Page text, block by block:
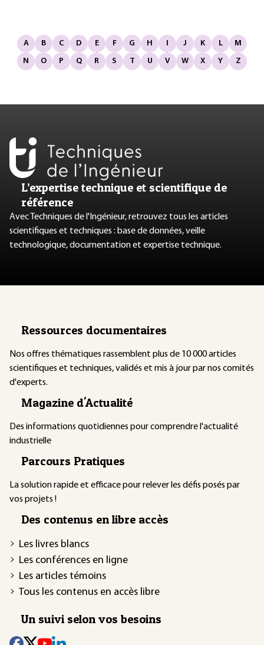
A B C D E F G H I J K L
M
N
O P Q R S T U V W X Y Z
L’expertise technique et scientifique de
référence
Avec Techniques de l'Ingénieur, retrouvez tous les articles
scientifiques et techniques : base de données, veille
technologique, documentation et expertise technique.
Ressources documentaires
Nos offres thématiques rassemblent plus de 10 000 articles
scientifiques et techniques, validés et mis à jour par nos comités
d'experts.
Magazine d'Actualité
Des informations quotidiennes pour comprendre l'actualité
industrielle
Parcours Pratiques
La solution rapide et efficace pour relever les défis posés par
vos projets !
Des contenus en libre accès
Les livres blancs
Les conférences en ligne
Les articles témoins
Tous les contenus en accès libre
Un suivi selon vos besoins